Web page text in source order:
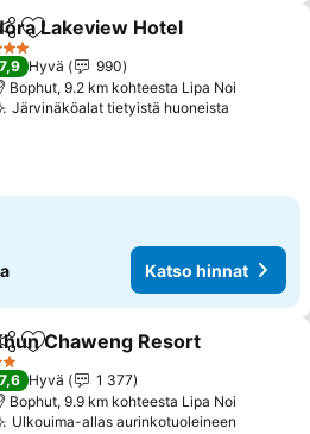
Lisää suosikkeihin
Lakeview Hotel
Tähtiluokitus
7,9 Hyvä
990
Bophut, 9.2 km kohteesta Lipa Noi
Järvinäköalat tietyistä huoneista
Katso hinnat
Lisää suosikkeihin
Chaweng Resort
Tähtiluokitus
7,6 Hyvä
1 377
Bophut, 9.9 km kohteesta Lipa Noi
Ulkouima-allas aurinkotuoleineen